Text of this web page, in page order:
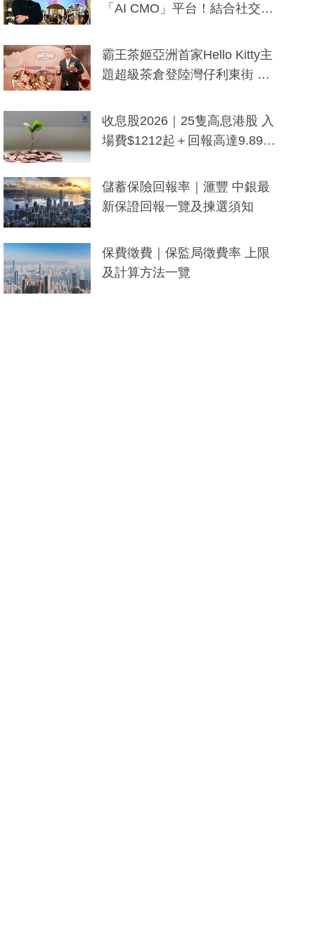
「AI CMO」平台！結合社交聆
分鐘生成「貼地」宣傳短片
霸王茶姬亞洲首家Hello Kitty主
題超級茶倉登陸灣仔利東街 推
y及香港限定特調系列
收息股2026｜25隻高息港股 入
場費$1212起＋回報高達9.89
儲蓄保險回報率｜滙豐 中銀最
新保證回報一覽及揀選須知
保費徵費｜保監局徵費率 上限
及計算方法一覽